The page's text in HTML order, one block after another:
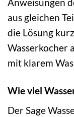
aus gleichen
die Lösung
Wasserkocher
mit klarem
Wie viel
Der Sage